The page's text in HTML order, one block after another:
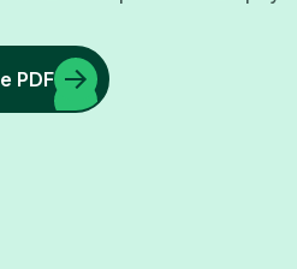
PDF